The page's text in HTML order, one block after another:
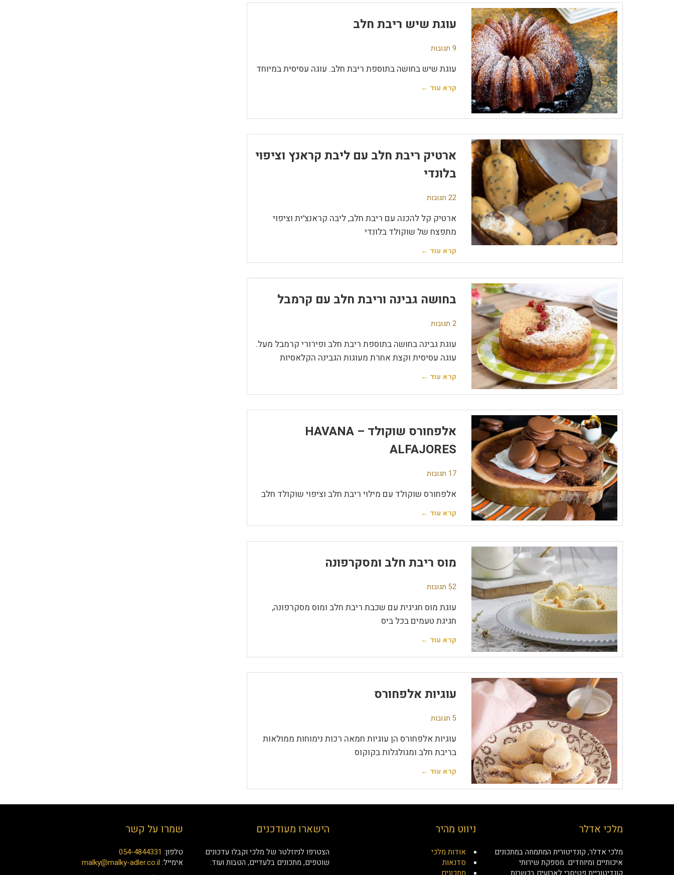
עוגת שיש ריבת חלב
9 תגובות
עוגת שיש בחושה בתוספת ריבת חלב. עוגה עסיסית במיוחד
קרא עוד ←
ארטיק ריבת חלב עם ליבת קראנץ וציפוי
בלונדי
22 תגובות
ארטיק קל להכנה עם ריבת חלב, ליבה קראנצ'ית וציפוי
מתפצח של שוקולד בלונדי
קרא עוד ←
בחושה גבינה וריבת חלב עם קרמבל
2 תגובות
עוגת גבינה בחושה בתוספת ריבת חלב ופירורי קרמבל מעל.
עוגה עסיסית וקצת אחרת מעוגות הגבינה הקלאסיות
קרא עוד ←
אלפחורס שוקולד – HAVANA
ALFAJORES
17 תגובות
אלפחורס שוקולד עם מילוי ריבת חלב וציפוי שוקולד חלב
קרא עוד ←
מוס ריבת חלב ומסקרפונה
52 תגובות
עוגת מוס חגיגית עם שכבת ריבת חלב ומוס מסקרפונה,
חגיגת טעמים בכל ביס
קרא עוד ←
עוגיות אלפחורס
5 תגובות
עוגיות אלפחורס הן עוגיות חמאה רכות נימוחות ממולאות
בריבת חלב ומגולגלות בקוקוס
קרא עוד ←
מלכי אדלר
מלכי אדלר, קונדיטורית המתמחה במתכונים
איכותיים ומיוחדים. מספקת שירותי
ניווט מהיר
אודות מלכי
סדנאות
הישארו מעודכנים
הצטרפו לניוזלטר של מלכי וקבלו עדכונים
שוטפים, מתכונים בלעדיים, הטבות ועוד:
שמרו על קשר
טלפון: 054-4844331
אימייל: malky@malky-adler.co.il